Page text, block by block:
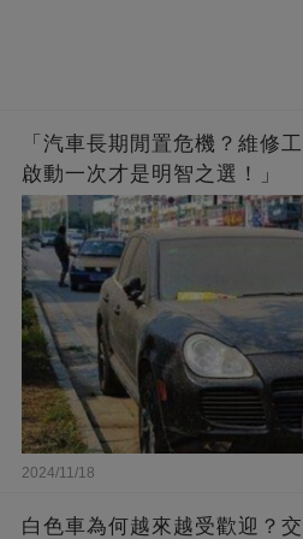
「汽車長期閒置危機？維修
啟動一次才是明智之選！」
2024/11/18
白色車為何越來越受歡迎？